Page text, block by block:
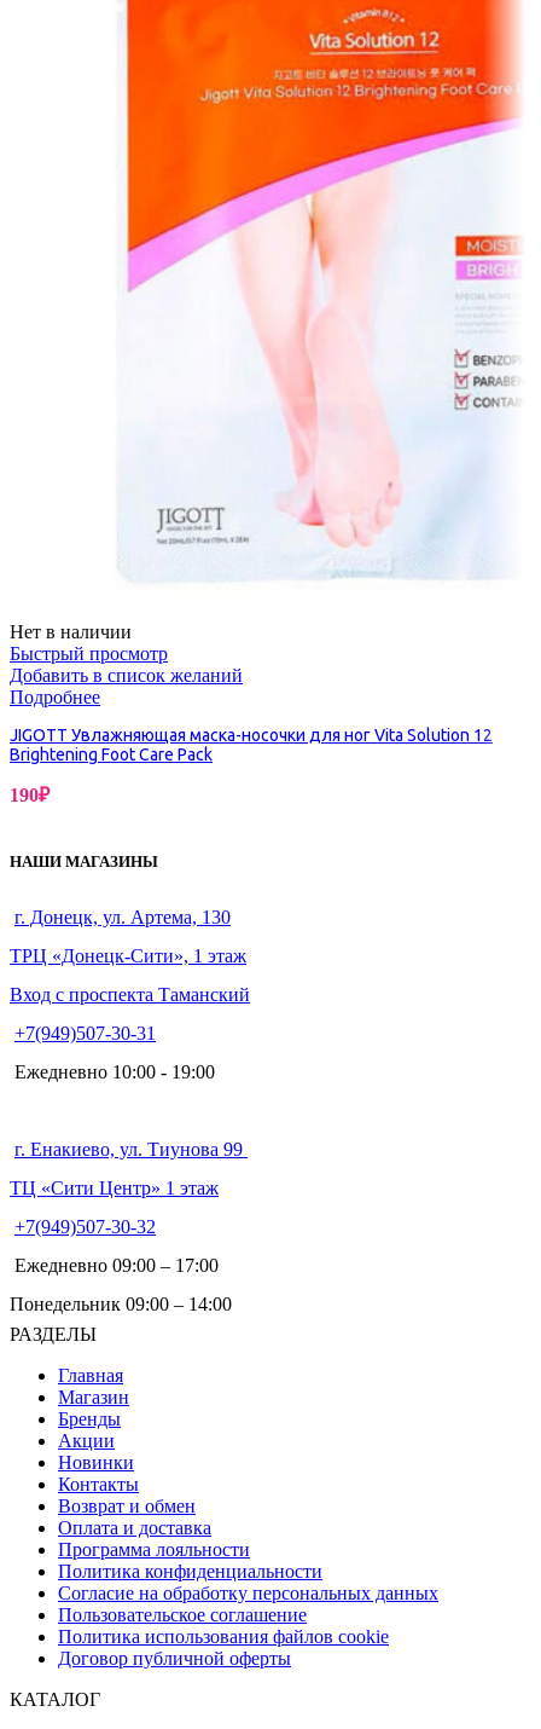
Нет в наличии
Быстрый просмотр
Добавить в список желаний
Подробнее
JIGOTT Увлажняющая маска-носочки для ног Vita Solution 12
Brightening Foot Care Pack
190₽
НАШИ МАГАЗИНЫ
г. Донецк, ул. Артема, 130
ТРЦ «Донецк-Сити», 1 этаж
Вход с проспекта Таманский
+7(949)507-30-31
Ежедневно 10:00 - 19:00
г. Енакиево, ул. Тиунова 99
ТЦ «Сити Центр» 1 этаж
+7(949)507-30-32
Ежедневно 09:00 – 17:00
Понедельник 09:00 – 14:00
РАЗДЕЛЫ
Главная
Магазин
Бренды
Акции
Новинки
Контакты
Возврат и обмен
Оплата и доставка
Программа лояльности
Политика конфиденциальности
Согласие на обработку персональных данных
Пользовательское соглашение
Политика использования файлов cookie
Договор публичной оферты
КАТАЛОГ